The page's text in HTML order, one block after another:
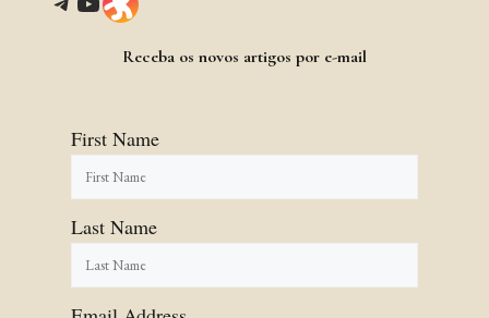
Receba os novos artigos por e-mail
First Name
Last Name